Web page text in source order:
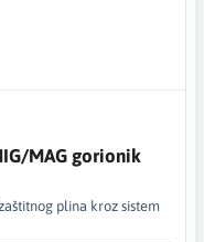
MAG gorionik
plina kroz sistem